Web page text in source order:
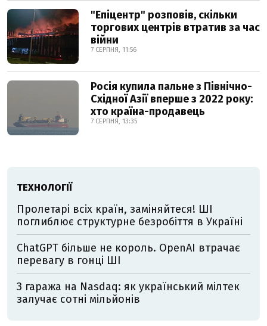
"Епіцентр" розповів, скільки
торгових центрів втратив за час
війни
7 СЕРПНЯ, 11:56
Росія купила пальне з Північно-
Східної Азії вперше з 2022 року:
хто країна-продавець
7 СЕРПНЯ, 13:35
ТЕХНОЛОГІЇ
Пролетарі всіх країн, заміняйтеся! ШІ
поглиблює структурне безробіття в Україні
ChatGPT більше не король. OpenAI втрачає
перевагу в гонці ШІ
З гаража на Nasdaq: як український мілтек
залучає сотні мільйонів